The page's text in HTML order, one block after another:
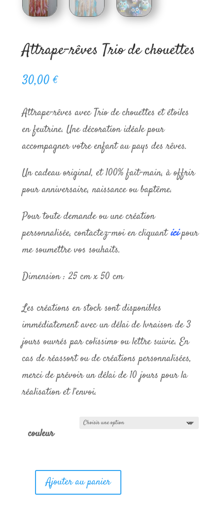
Attrape-rêves Trio de chouettes
30,00€
Attrape-rêves avec Trio de chouettes et étoiles
en feutrine. Une décoration idéale pour
accompagner votre enfant au pays des rêves.
Un cadeau original, et 100% fait-main, à offrir
pour anniversaire, naissance ou baptême.
Pour toute demande ou une création
personnalisée, contactez-moi en cliquantici pour
me soumettre vos souhaits.
Dimension : 25 cm x 50 cm
Les créations en stock sont disponibles
immédiatement avec un délai de lvraison de 3
jours ouvrés par colissimo ou lettre suivie. En
cas de réassort ou de créations personnalisées,
merci de prévoir un délai de 10 jours pour la
réalisation et l’envoi.
couleur
quantité
Ajouter au panier